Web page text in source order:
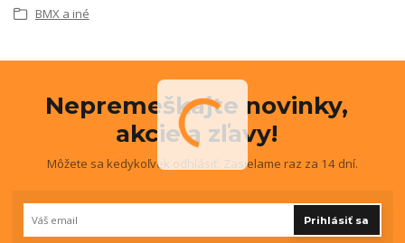
BMX a iné
Nepremeškajte novinky,
akcie a zľavy!
Môžete sa kedykoľvek odhlásiť. Zasielame raz za 14 dní.
Prihlásiť sa